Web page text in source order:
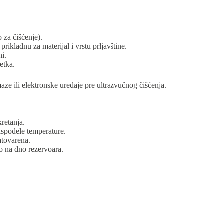
za čišćenje).
za materijal i vrstu prljavštine.
ili elektronske uređaje pre ultrazvučnog čišćenja.
temperature.
na dno rezervoara.